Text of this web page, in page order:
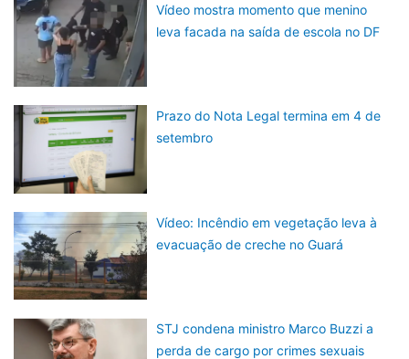
Vídeo mostra momento que menino
leva facada na saída de escola no DF
Prazo do Nota Legal termina em 4 de
setembro
Vídeo: Incêndio em vegetação leva à
evacuação de creche no Guará
STJ condena ministro Marco Buzzi a
perda de cargo por crimes sexuais